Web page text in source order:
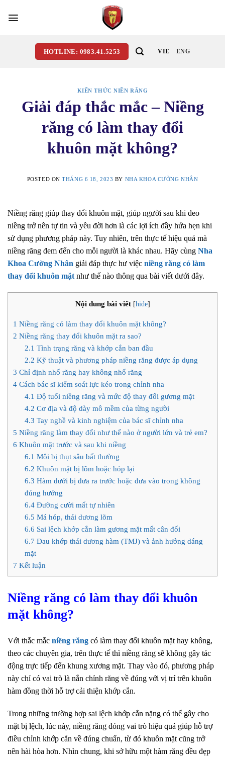
HOTLINE: 0983.41.5253 VIE ENG
KIẾN THỨC NIỀN RĂNG
Giải đáp thắc mắc – Niềng
răng có làm thay đổi
khuôn mặt không?
POSTED ONTHÁNG 6 18, 2023 BY NHA KHOA CƯỜNG NHÂN
Niềng răng giúp thay đổi khuôn mặt, giúp người sau khi đeo
niềng trở nên tự tin và yêu đời hơn là các lợi ích đầy hứa hẹn khi
sử dụng phương pháp này. Tuy nhiên, trên thực tế hiệu quả mà
niềng răng đem đến cho mỗi người là khác nhau. Hãy cùng Nha
Khoa Cường Nhân giải đáp thực hư việc niềng răng có làm
thay đổi khuôn mặt như thế nào thông qua bài viết dưới đây.
Nội dung bài viết [hide]
1 Niềng răng có làm thay đổi khuôn mặt không?
2 Niềng răng thay đổi khuôn mặt ra sao?
2.1 Tình trạng răng và khớp cắn ban đầu
2.2 Kỹ thuật và phương pháp niềng răng được áp dụng
3 Chỉ định nhổ răng hay không nhổ răng
4 Cách bác sĩ kiểm soát lực kéo trong chỉnh nha
4.1 Độ tuổi niềng răng và mức độ thay đổi gương mặt
4.2 Cơ địa và độ dày mô mềm của từng người
4.3 Tay nghề và kinh nghiệm của bác sĩ chỉnh nha
5 Niềng răng làm thay đổi như thế nào ở người lớn và trẻ em?
6 Khuôn mặt trước và sau khi niềng
6.1 Môi bị thụt sâu bất thường
6.2 Khuôn mặt bị lõm hoặc hóp lại
6.3 Hàm dưới bị đưa ra trước hoặc đưa vào trong không
đúng hướng
6.4Đường cười mất tự nhiên
6.5 Má hóp, thái dương lõm
6.6 Sai lệch khớp cắn làm gương mặt mất cân đối
6.7 Đau khớp thái dương hàm (TMJ) và ảnh hưởng dáng
mặt
7 Kết luận
Niềng răng có làm thay đổi khuôn
mặt không?
Với thắc mắc niềng răng có làm thay đổi khuôn mặt hay không,
theo các chuyên gia, trên thực tế thì niềng răng sẽ không gây tác
động trực tiếp đến khung xương mặt. Thay vào đó, phương pháp
này chỉ có vai trò là nắn chỉnh răng về đúng với vị trí trên khuôn
hàm đồng thời hỗ trợ cải thiện khớp cắn.
Trong những trường hợp sai lệch khớp cắn nặng có thể gây cho
mặt bị lệch, lúc này, niềng răng đóng vai trò hiệu quả giúp hỗ trợ
điều chỉnh khớp cắn về đúng chuẩn, từ đó khuôn mặt cũng trở
nên hài hòa hơn. Nhìn chung, khi sở hữu một hàm răng đều đẹp